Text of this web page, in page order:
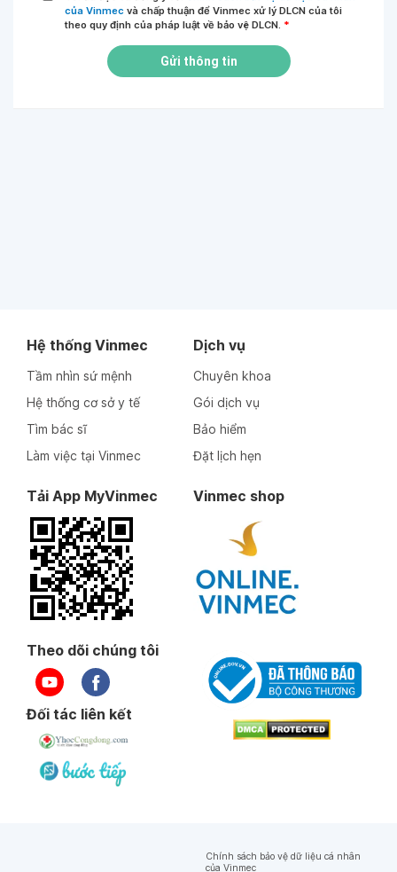
của Vinmec và chấp thuận để Vinmec xử lý DLCN của tôi
theo quy định của pháp luật về bảo vệ DLCN. *
Gửi thông tin
Hệ thống Vinmec
Tầm nhìn sứ mệnh
Hệ thống cơ sở y tế
Tìm bác sĩ
Làm việc tại Vinmec
Dịch vụ
Chuyên khoa
Gói dịch vụ
Bảo hiểm
Đặt lịch hẹn
Tải App MyVinmec Vinmec shop
Theo dõi chúng tôi
Đối tác liên kết
Chính sách bảo vệ dữ liệu cá nhân
của Vinmec